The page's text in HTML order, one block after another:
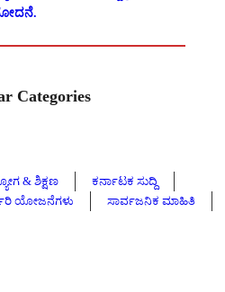
Categories
& ಶಿಕ್ಷಣ
ಕರ್ನಾಟಕ ಸುದ್ದಿ
ಯೋಜನೆಗಳು
ಸಾರ್ವಜನಿಕ ಮಾಹಿತಿ